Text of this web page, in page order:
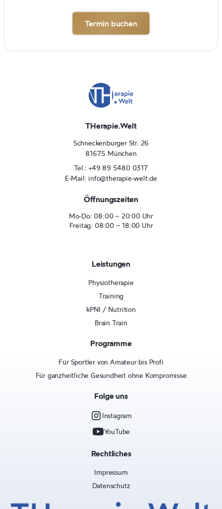
Termin buchen
THerapie.Welt
Schneckenburger Str. 26
81675 München
Tel.: +49 89 5480 0317
E-Mail: info@therapie-welt.de
Öffnungszeiten
Mo-Do: 08:00 – 20:00 Uhr
Freitag: 08:00 – 18:00 Uhr
Leistungen
Physiotherapie
Training
kPNI / Nutrition
Brain Train
Programme
Für Sportler von Amateur bis Profi
Für ganzheitliche Gesundheit ohne Kompromisse
Folge uns
Instagram
YouTube
Rechtliches
Impressum
Datenschutz